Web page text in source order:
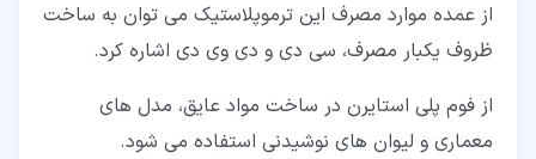
از عمده موارد مصرف این ترموپلاستیک می توان به ساخت
ظروف یکبار مصرف، سی دی و دی وی دی اشاره کرد.
از فوم پلی استایرن در ساخت مواد عایق، مدل های
معماری و لیوان های نوشیدنی استفاده می شود.